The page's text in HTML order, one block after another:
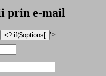
prin e-mail
'>